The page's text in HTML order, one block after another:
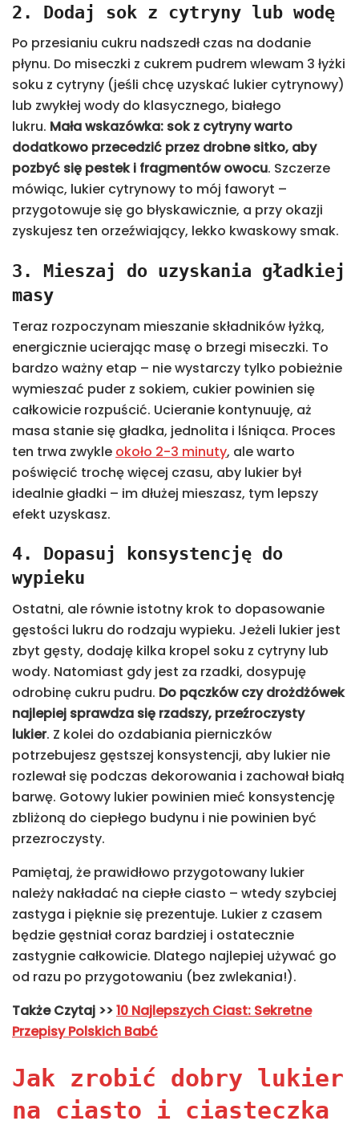
2. Dodaj sok z cytryny lub wodę
Po przesianiu cukru nadszedł czas na dodanie
płynu. Do miseczki z cukrem pudrem wlewam 3 łyżki
soku z cytryny (jeśli chcę uzyskać lukier cytrynowy)
lub zwykłej wody do klasycznego, białego
lukru. Mała wskazówka: sok z cytryny warto
dodatkowo przecedzić przez drobne sitko, aby
pozbyć się pestek i fragmentów owocu. Szczerze
mówiąc, lukier cytrynowy to mój faworyt –
przygotowuje się go błyskawicznie, a przy okazji
zyskujesz ten orzeźwiający, lekko kwaskowy smak.
3. Mieszaj do uzyskania gładkiej
masy
Teraz rozpoczynam mieszanie składników łyżką,
energicznie ucierając masę o brzegi miseczki. To
bardzo ważny etap – nie wystarczy tylko pobieżnie
wymieszać puder z sokiem, cukier powinien się
całkowicie rozpuścić. Ucieranie kontynuuję, aż
masa stanie się gładka, jednolita i lśniąca. Proces
ten trwa zwykle około 2-3 minuty, ale warto
poświęcić trochę więcej czasu, aby lukier był
idealnie gładki – im dłużej mieszasz, tym lepszy
efekt uzyskasz.
4. Dopasuj konsystencję do
wypieku
Ostatni, ale równie istotny krok to dopasowanie
gęstości lukru do rodzaju wypieku. Jeżeli lukier jest
zbyt gęsty, dodaję kilka kropel soku z cytryny lub
wody. Natomiast gdy jest za rzadki, dosypuję
odrobinę cukru pudru. Do pączków czy drożdżówek
najlepiej sprawdza się rzadszy, przeźroczysty
lukier. Z kolei do ozdabiania pierniczków
potrzebujesz gęstszej konsystencji, aby lukier nie
rozlewał się podczas dekorowania i zachował białą
barwę. Gotowy lukier powinien mieć konsystencję
zbliżoną do ciepłego budynu i nie powinien być
przezroczysty.
Pamiętaj, że prawidłowo przygotowany lukier
należy nakładać na ciepłe ciasto – wtedy szybciej
zastyga i pięknie się prezentuje. Lukier z czasem
będzie gęstniał coraz bardziej i ostatecznie
zastygnie całkowicie. Dlatego najlepiej używać go
od razu po przygotowaniu (bez zwlekania!).
Także Czytaj >>10 Najlepszych Ciast: Sekretne
Przepisy Polskich Babć
Jak zrobić dobry lukier
na ciasto i ciasteczka